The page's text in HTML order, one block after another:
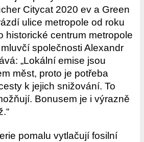
Citycat 2020 ev a Green
ulice metropole od roku
historické centrum metropole
společnosti Alexandr
„Lokální emise jsou
měst, proto je potřeba
k jejich snižování. To
Bonusem je i výrazně
pomalu vytlačují fosilní